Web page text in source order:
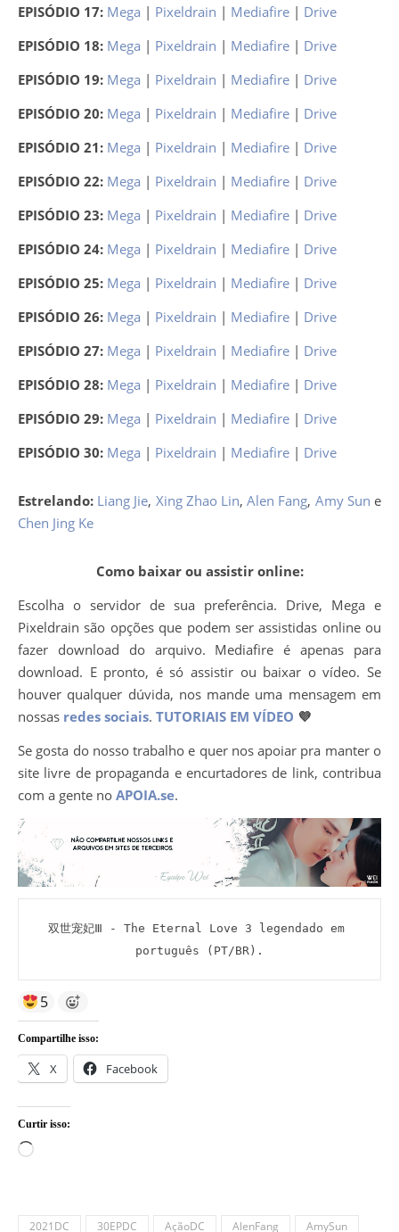
EPISÓDIO 17: Mega | Pixeldrain | Mediafire | Drive
EPISÓDIO 18: Mega | Pixeldrain | Mediafire | Drive
EPISÓDIO 19: Mega | Pixeldrain | Mediafire | Drive
EPISÓDIO 20: Mega | Pixeldrain | Mediafire | Drive
EPISÓDIO 21: Mega | Pixeldrain | Mediafire | Drive
EPISÓDIO 22: Mega | Pixeldrain | Mediafire | Drive
EPISÓDIO 23: Mega | Pixeldrain | Mediafire | Drive
EPISÓDIO 24: Mega | Pixeldrain | Mediafire | Drive
EPISÓDIO 25: Mega | Pixeldrain | Mediafire | Drive
EPISÓDIO 26: Mega | Pixeldrain | Mediafire | Drive
EPISÓDIO 27: Mega | Pixeldrain | Mediafire | Drive
EPISÓDIO 28: Mega | Pixeldrain | Mediafire | Drive
EPISÓDIO 29: Mega | Pixeldrain | Mediafire | Drive
EPISÓDIO 30: Mega | Pixeldrain | Mediafire | Drive
Estrelando: Liang Jie, Xing Zhao Lin,Alen Fang, Amy Sun e
Chen Jing Ke
Como baixar ou assistir online:
Escolha o servidor de sua preferência. Drive, Mega e
Pixeldrain são opções que podem ser assistidas online ou
fazer download do arquivo. Mediafire é apenas para
download. E pronto, é só assistir ou baixar o vídeo. Se
houver qualquer dúvida, nos mande uma mensagem em
nossas redes sociais. TUTORIAIS EM VÍDEO 💜
Se gosta do nosso trabalho e quer nos apoiar pra manter o
site livre de propaganda e encurtadores de link, contribua
com a gente no APOIA.se.
双世宠妃Ⅲ - The Eternal Love 3 legendado em
português (PT/BR).
5
Compartilhe isso:
X Facebook
Curtir isso:
Carregando...
2021DC 30EPDC AçãoDC AlenFang AmySun